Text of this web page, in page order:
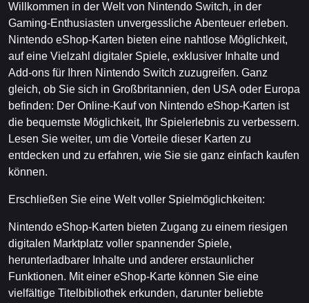
Willkommen in der Welt von Nintendo Switch, in der
Gaming-Enthusiasten unvergessliche Abenteuer erleben.
Nintendo eShop-Karten bieten eine nahtlose Möglichkeit,
auf eine Vielzahl digitaler Spiele, exklusiver Inhalte und
Add-ons für Ihren Nintendo Switch zuzugreifen. Ganz
gleich, ob Sie sich in Großbritannien, den USA oder Europa
befinden: Der Online-Kauf von Nintendo eShop-Karten ist
die bequemste Möglichkeit, Ihr Spielerlebnis zu verbessern.
Lesen Sie weiter, um die Vorteile dieser Karten zu
entdecken und zu erfahren, wie Sie sie ganz einfach kaufen
können.
Erschließen Sie eine Welt voller Spielmöglichkeiten:
Nintendo eShop-Karten bieten Zugang zu einem riesigen
digitalen Marktplatz voller spannender Spiele,
herunterladbarer Inhalte und anderer erstaunlicher
Funktionen. Mit einer eShop-Karte können Sie eine
vielfältige Titelbibliothek erkunden, darunter beliebte